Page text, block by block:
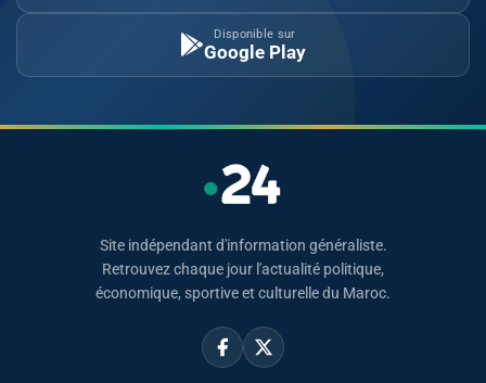
Disponible sur
Google Play
Site indépendant d'information généraliste.
Retrouvez chaque jour l'actualité politique,
économique, sportive et culturelle du Maroc.